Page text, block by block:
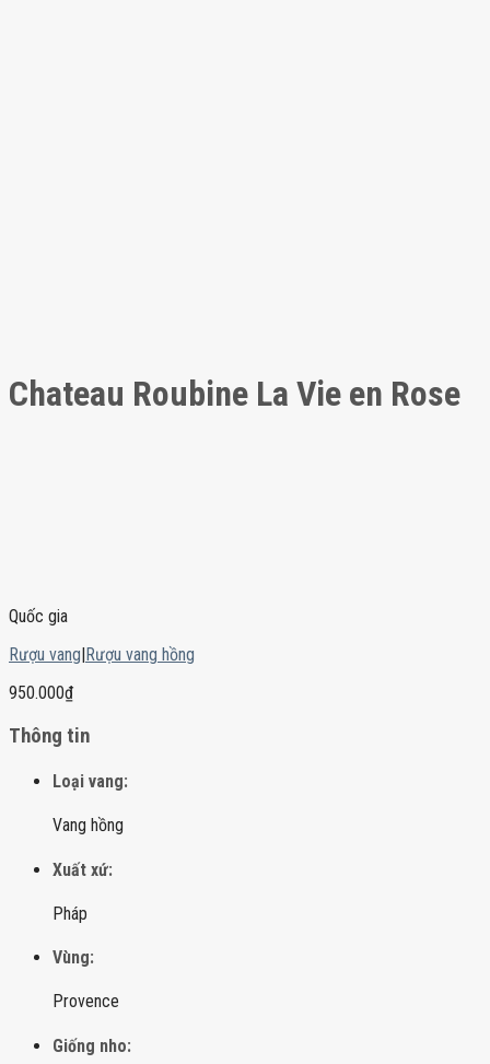
Chateau Roubine La Vie en Rose
Quốc gia
Rượu vang|Rượu vang hồng
950.000₫
Thông tin
Loại vang:
Vang hồng
Xuất xứ:
Pháp
Vùng:
Provence
Giống nho: